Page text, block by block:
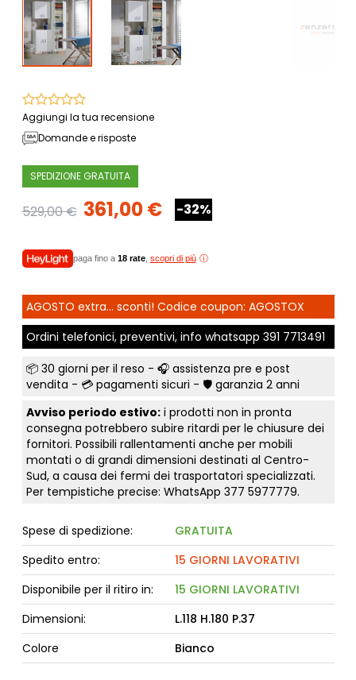
Aggiungi la tua recensione
Domande e risposte
SPEDIZIONE GRATUITA
529,00 € 361,00 € -32%
paga fino a 18 rate, scopri di più
AGOSTO extra... sconti! Codice coupon: AGOSTOX
Ordini telefonici, preventivi, info whatsapp 391 7713491
📦 30 giorni per il reso - 🎧 assistenza pre e post
vendita - 💳 pagamenti sicuri - 🛡️ garanzia 2 anni
Avviso periodo estivo:i prodotti non in pronta
consegna potrebbero subire ritardi per le chiusure dei
fornitori. Possibili rallentamenti anche per mobili
montati o di grandi dimensioni destinati al Centro-
Sud, a causa dei fermi dei trasportatori specializzati.
Per tempistiche precise: WhatsApp 377 5977779.
Spese di spedizione:
GRATUITA
Spedito entro:
15 GIORNI LAVORATIVI
Disponibile per il ritiro in:
15 GIORNI LAVORATIVI
Dimensioni:
L.118 H.180 P.37
Colore
Bianco